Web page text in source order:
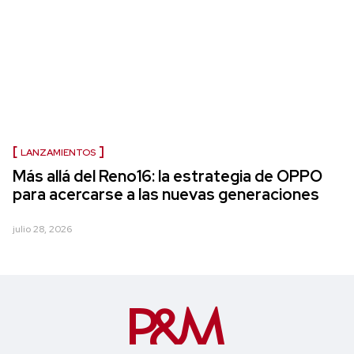
LANZAMIENTOS
Más allá del Reno16: la estrategia de OPPO
para acercarse a las nuevas generaciones
julio 28, 2026